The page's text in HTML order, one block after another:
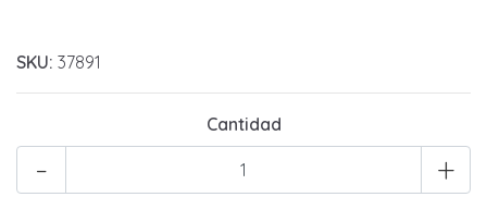
SKU: 37891
Cantidad
+
-